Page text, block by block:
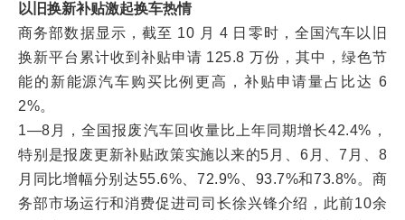
以旧换新补贴激起换车热情
商务部数据显示，截至 10 月 4 日零时，全国汽车以旧
换新平台累计收到补贴申请 125.8 万份，其中，绿色节
能的新能源汽车购买比例更高，补贴申请量占比达 6
2%。
1—8月，全国报废汽车回收量比上年同期增长42.4%，
特别是报废更新补贴政策实施以来的5月、6月、7月、8
月同比增幅分别达55.6%、72.9%、93.7%和73.8%。商
务部市场运行和消费促进司司长徐兴锋介绍，此前10余